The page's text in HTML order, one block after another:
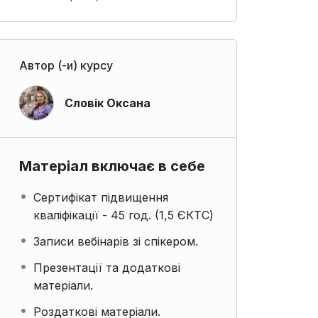
Автор (-и) курсу
Словік Оксана
Матеріал включає в себе
Сертифікат підвищення
кваліфікації - 45 год. (1,5 ЄКТС)
Записи вебінарів зі спікером.
Презентації та додаткові
матеріали.
Роздаткові матеріали.